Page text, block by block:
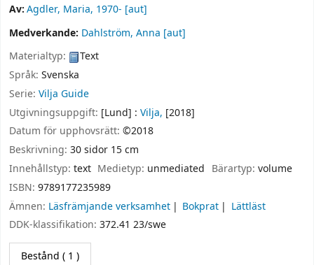
Av:Agdler, Maria, 1970- [aut]
Medverkande: Dahlström, Anna [aut]
Materialtyp:
Text
Språk: Svenska
Serie: Vilja Guide
Utgivningsuppgift: [Lund] : Vilja, [2018]
Datum för upphovsrätt: ©2018
Beskrivning: 30 sidor 15 cm
Innehållstyp: text Medietyp: unmediated Bärartyp: volume
ISBN: 9789177235989
Ämnen: Läsfrämjande verksamhet Bokprat
Lättläst
DDK-klassifikation: 372.41 23/swe
Bestånd ( 1 )